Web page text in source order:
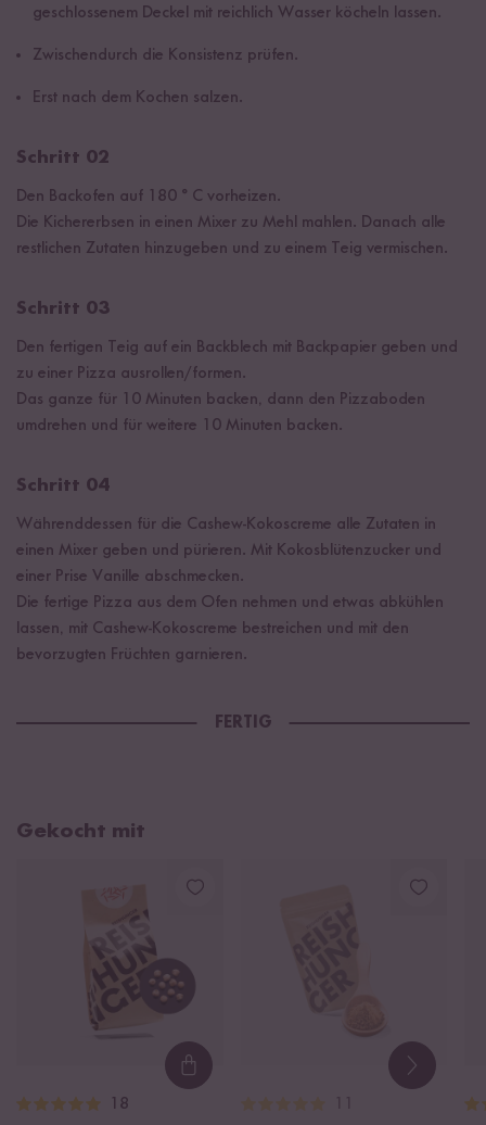
geschlossenem Deckel mit reichlich Wasser köcheln lassen.
Zwischendurch die Konsistenz prüfen.
Erst nach dem Kochen salzen.
Schritt 02
Den Backofen auf 180 ° C vorheizen.
Die Kichererbsen in einen Mixer zu Mehl mahlen. Danach alle
restlichen Zutaten hinzugeben und zu einem Teig vermischen.
Schritt 03
Den fertigen Teig auf ein Backblech mit Backpapier geben und
zu einer Pizza ausrollen/formen.
Das ganze für 10 Minuten backen, dann den Pizzaboden
umdrehen und für weitere 10 Minuten backen.
Schritt 04
Währenddessen für die Cashew-Kokoscreme alle Zutaten in
einen Mixer geben und pürieren. Mit Kokosblütenzucker und
einer Prise Vanille abschmecken.
Die fertige Pizza aus dem Ofen nehmen und etwas abkühlen
lassen, mit Cashew-Kokoscreme bestreichen und mit den
bevorzugten Früchten garnieren.
FERTIG
Gekocht mit
Loading...
18